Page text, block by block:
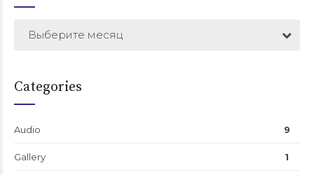
Выберите месяц
Categories
Audio 9
Gallery 1